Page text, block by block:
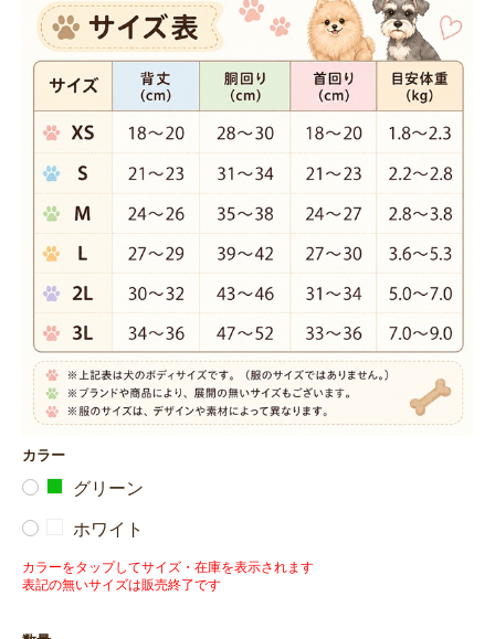
カラー
グリーン
ホワイト
カラーをタップしてサイズ・在庫を表示されます
表記の無いサイズは販売終了です